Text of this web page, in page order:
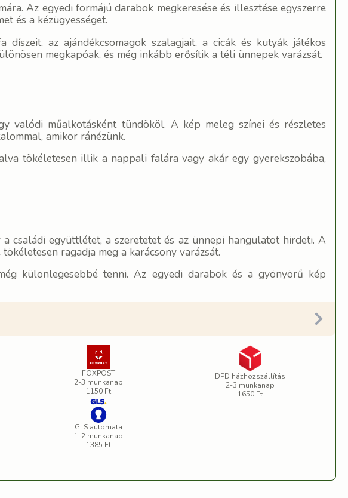
Az egyedi formájú darabok megkeresése és illesztése egyszerre
és a kézügyességet.
az ajándékcsomagok szalagjait, a cicák és kutyák játékos
megkapóak, és még inkább erősítik a téli ünnepek varázsát.
valódi műalkotásként tündököl. A kép meleg színei és részletes
amikor ránézünk.
tökéletesen illik a nappali falára vagy akár egy gyerekszobába,
családi együttlétet, a szeretetet és az ünnepi hangulatot hirdeti. A
ragadja meg a karácsony varázsát.
különlegesebbé tenni. Az egyedi darabok és a gyönyörű kép
FOXPOST
2-3 munkanap
1150 Ft
DPD házhozszállítás
2-3 munkanap
1650 Ft
GLS automata
1-2 munkanap
1385 Ft